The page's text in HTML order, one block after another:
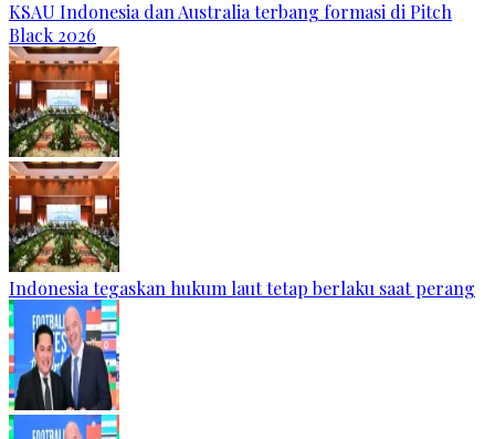
KSAU Indonesia dan Australia terbang formasi di Pitch
Black 2026
Indonesia tegaskan hukum laut tetap berlaku saat perang